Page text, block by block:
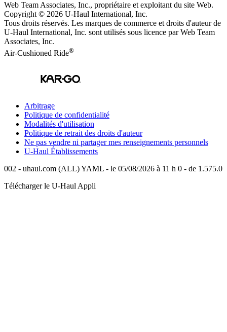
Web Team Associates, Inc., propriétaire et exploitant du site Web.
Copyright © 2026 U-Haul International, Inc.
Tous droits réservés. Les marques de commerce et droits d'auteur de
U-Haul International, Inc. sont utilisés sous licence par Web Team
Associates, Inc.
Air-Cushioned Ride®
Arbitrage
Politique de confidentialité
Modalités d'utilisation
Politique de retrait des droits d'auteur
Ne pas vendre ni partager mes renseignements personnels
U-Haul Établissements
002 - uhaul.com (ALL) YAML - le 05/08/2026 à 11 h 0 - de 1.575.0
Télécharger le U-Haul Appli